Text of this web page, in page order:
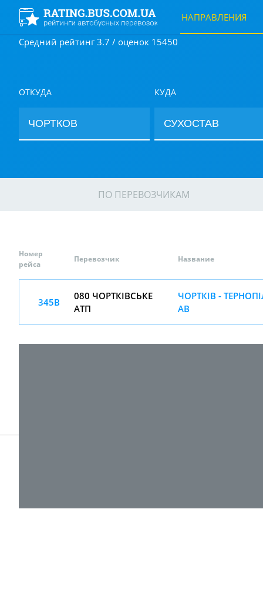
НАПРАВЛЕНИЯ
Средний рейтинг 3.7 / оценок 15450
ОТКУДА КУДА
ПО ПЕРЕВОЗЧИКАМ
Номер
рейса
Перевозчик Название
345В
080 ЧОРТКІВСЬКЕ
АТП
ЧОРТКІВ -
АВ